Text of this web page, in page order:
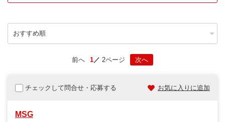
前へ 1 2ページ 次へ
チェックして問合せ・応募する お気に入りに追加
MSG